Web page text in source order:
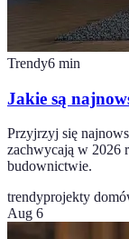
Trendy6 min
Jakie są
Przyjrzyj się
zachwycają w 2026
budownictwie.
trendyprojekty
Aug 6